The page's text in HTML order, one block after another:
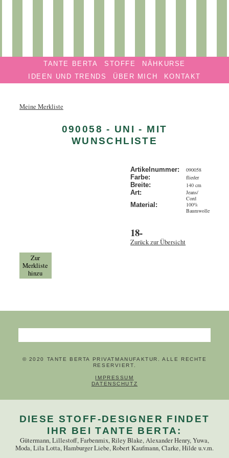
BERTA
Privatmanufaktur
Navigation überspringenTANTE BERTA STOFFE
NÄHKURSE
IDEEN UND TRENDS
ÜBER MICH KONTAKT
Meine Merkliste
090058 - UNI - MIT
WUNSCHLISTE
Artikelnummer:
090058
Farbe:
flieder
Breite:
140 cm
Art:
Jeans/
Cord
Material:
100%
Baumwolle
18-
Zurück zur Übersicht
Zur
Merkliste
hinzu
Suchbegriffe
© 2020 TANTE BERTA PRIVATMANUFAKTUR. ALLE RECHTE
RESERVIERT.
NAVIGATION ÜBERSPRINGEN
IMPRESSUM
DATENSCHUTZ
DIESE STOFF-DESIGNER FINDET
IHR BEI TANTE BERTA:
Gütermann, Lillestoff, Farbenmix, Riley Blake, Alexander Henry, Yuwa,
Moda, Lila Lotta, Hamburger Liebe, Robert Kaufmann, Clarke, Hilde u.v.m.